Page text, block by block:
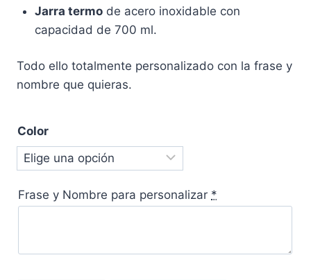
Jarra termode acero inoxidable con
capacidad de 700 ml.
Todo ello totalmente personalizado con la frase y
nombre que quieras.
Color
Frase y Nombre para personalizar *